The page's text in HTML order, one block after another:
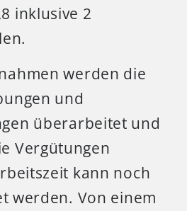
inklusive 2
werden die
und
überarbeitet und
Vergütungen
kann noch
werden. Von einem